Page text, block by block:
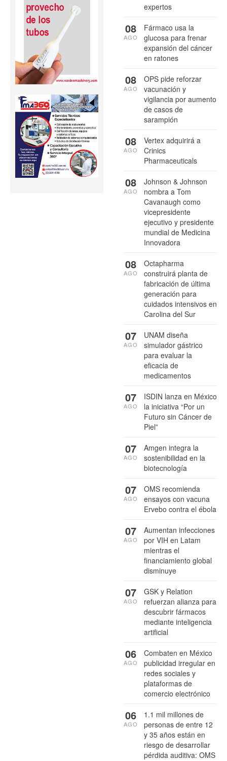
expertos
Fármaco usa la
glucosa para frenar
expansión del cáncer
en ratones
08
AGO
OPS pide reforzar
vacunación y
vigilancia por aumento
de casos de
sarampión
08
AGO
Vertex adquirirá a
Crinics
Pharmaceuticals
08
AGO
Johnson & Johnson
nombra a Tom
Cavanaugh como
vicepresidente
ejecutivo y presidente
mundial de Medicina
Innovadora
08
AGO
Octapharma
construirá planta de
fabricación de última
generación para
cuidados intensivos en
Carolina del Sur
08
AGO
UNAM diseña
simulador gástrico
para evaluar la
eficacia de
medicamentos
07
AGO
ISDIN lanza en México
la iniciativa “Por un
Futuro sin Cáncer de
Piel”
07
AGO
Amgen integra la
sostenibilidad en la
biotecnología
07
AGO
OMS recomienda
ensayos con vacuna
Ervebo contra el ébola
07
AGO
Aumentan infecciones
por VIH en Latam
mientras el
financiamiento global
disminuye
07
AGO
GSK y Relation
refuerzan alianza para
descubrir fármacos
mediante inteligencia
artificial
07
AGO
Combaten en México
publicidad irregular en
redes sociales y
plataformas de
comercio electrónico
06
AGO
1.1 mil millones de
personas de entre 12
y 35 años están en
riesgo de desarrollar
pérdida auditiva: OMS
06
AGO